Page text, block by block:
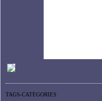
TAGS-CATÉGORIES